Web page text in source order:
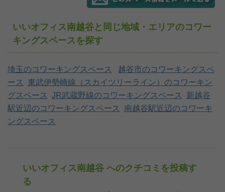
いいオフィス南越谷と同じ地域・エリアのコワー
キングスペースを探す
埼玉のコワーキングスペース
越谷市のコワーキングスペ
ース
東武伊勢崎線（スカイツリーライン）のコワーキン
グスペース
JR武蔵野線のコワーキングスペース
新越谷
駅近辺のコワーキングスペース
南越谷駅近辺のコワーキ
ングスペース
いいオフィス南越谷 へのクチコミを投稿す
る